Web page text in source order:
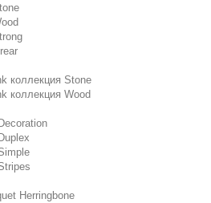
коллекция Stone
коллекция Wood
Herringbone